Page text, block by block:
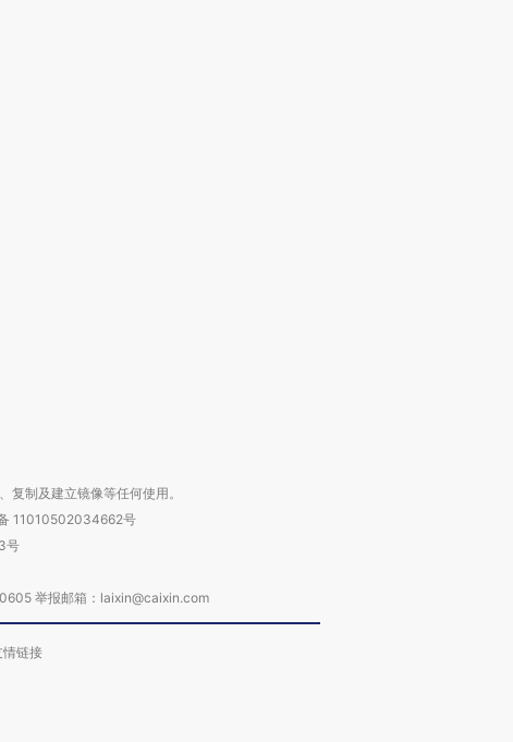
的吸金
进第四届链博
制及建立镜像等任何使用。
11010502034662号
号
举报邮箱：laixin@caixin.com
情链接